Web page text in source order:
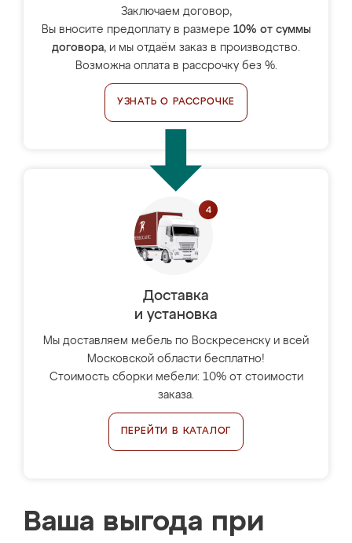
Заключаем договор,
Вы вносите предоплату в размере 10% от суммы
договора, и мы отдаём заказ в производство.
Возможна оплата в рассрочку без %.
УЗНАТЬ О РАССРОЧКЕ
Доставка
и установка
Мы доставляем мебель по Воскресенску и всей
Московской области бесплатно!
Стоимость сборки мебели: 10% от стоимости
заказа.
ПЕРЕЙТИ В КАТАЛОГ
Ваша выгода при